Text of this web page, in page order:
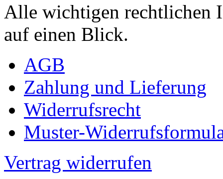
Alle wichtigen rechtlichen
auf einen Blick.
AGB
Zahlung und Lieferung
Widerrufsrecht
Muster-
Vertrag widerrufen